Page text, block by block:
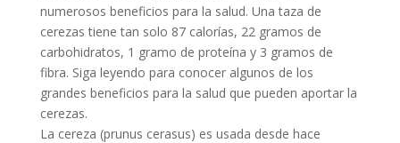
numerosos beneficios para la salud. Una taza de
cerezas tiene tan solo 87 calorías, 22 gramos de
carbohidratos, 1 gramo de proteína y 3 gramos de
fibra. Siga leyendo para conocer algunos de los
grandes beneficios para la salud que pueden aportar la
cerezas.
La cereza (prunus cerasus) es usada desde hace